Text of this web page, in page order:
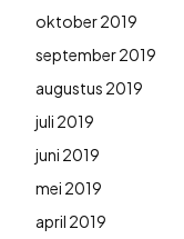
oktober 2019
september 2019
augustus 2019
juli 2019
juni 2019
mei 2019
april 2019